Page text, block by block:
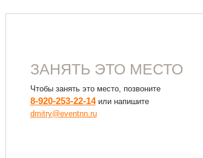
ЗАНЯТЬ ЭТО МЕСТО
Чтобы занять это место, позвоните
8-920-253-22-14или напишите
dmitry@eventnn.ru